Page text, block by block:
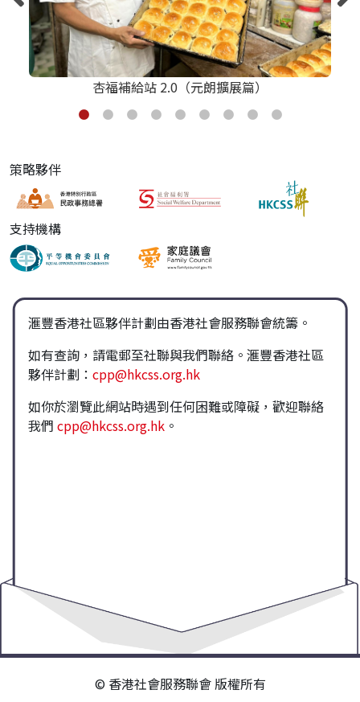
杏福補給站 2.0（元朗擴展篇）
策略夥伴
支持機構
滙豐香港社區夥伴計劃由香港社會服務聯會統籌。
如有查詢，請電郵至社聯與我們聯絡。滙豐香港社區
夥伴計劃： cpp@hkcss.org.hk
如你於瀏覽此網站時遇到任何困難或障礙，歡迎聯絡
我們 cpp@hkcss.org.hk。
© 香港社會服務聯會 版權所有